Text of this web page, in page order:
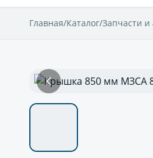
Главная/Каталог/Запчасти и